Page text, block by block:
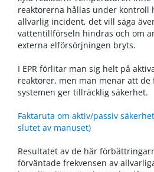
reaktorerna hållas under kontroll
allvarlig incident, det vill säga
vattentillförseln hindras och om
externa elförsörjningen bryts.
I EPR förlitar man sig helt på
reaktorer, men man menar att de
systemen ger tillräcklig säkerhet.
Faktaruta om aktiv/passiv
slutet av manuset)
Resultatet av de här
förväntade frekvensen av